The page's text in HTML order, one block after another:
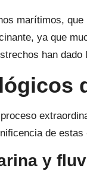
marítimos,
ya que
han
de
y